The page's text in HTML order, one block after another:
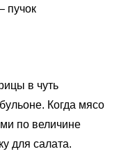
пучок
в чуть
Когда мясо
по величине
для салата.